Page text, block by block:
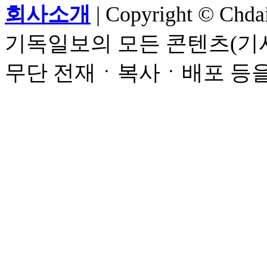
회사소개 | Copyright ©
기독일보의 모든 콘텐츠(
무단 전재ㆍ복사ㆍ배포 등